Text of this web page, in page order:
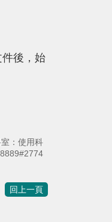
後，始
：使用科
回上一頁